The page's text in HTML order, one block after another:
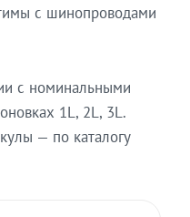
с шинопроводами
с номинальными
1L, 2L, 3L.
— по каталогу